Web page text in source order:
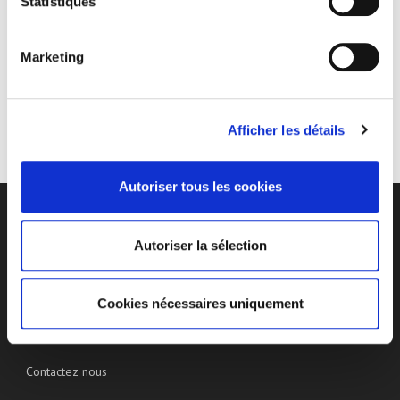
Marketing
Afficher les détails
Autoriser tous les cookies
Autoriser la sélection
Cookies nécessaires uniquement
Politique de confidentialité
Mentions légales
Contactez nous